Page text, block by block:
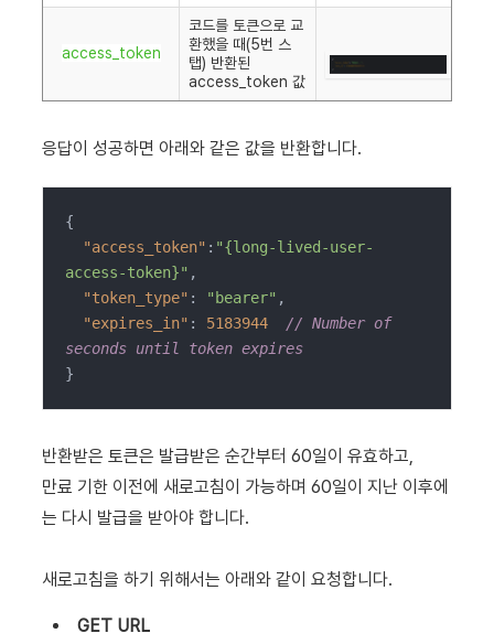
access_token
코드를 토큰으로 교
환했을 때(5번 스
탭) 반환된
access_token 값
응답이 성공하면 아래와 같은 값을 반환합니다.
{
"access_token" : "{long-lived-user-
access-token}" ,
"token_type" : "bearer" ,
"expires_in" : 5183944
// Number of
seconds until token expires
}
반환받은 토큰은 발급받은 순간부터 60일이 유효하고,
만료 기한 이전에 새로고침이 가능하며 60일이 지난 이후에
는 다시 발급을 받아야 합니다.
새로고침을 하기 위해서는 아래와 같이 요청합니다.
GET URL